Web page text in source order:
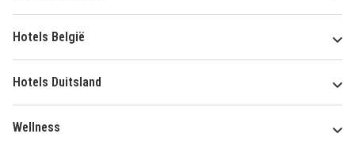
Hotels België
Hotels Duitsland
Wellness